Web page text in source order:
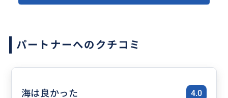
パートナーへのクチコミ
海は良かった 4.0